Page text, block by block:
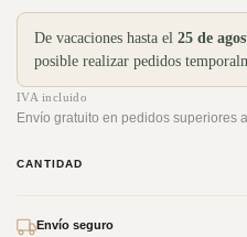
De vacaciones hasta el 25 de
posible realizar pedidos
IVA incluido
Envío gratuito en pedidos superiores
CANTIDAD
Envío seguro